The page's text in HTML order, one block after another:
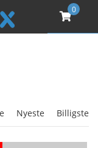
0
Nyeste Billigste